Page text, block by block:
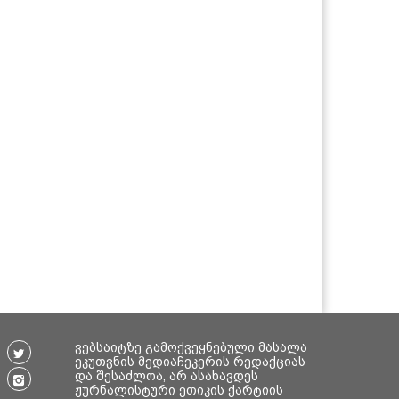
ვებსაიტზე გამოქვეყნებული მასალა
ეკუთვნის მედიაჩეკერის რედაქციას
და შესაძლოა, არ ასახავდეს
ჟურნალისტური ეთიკის ქარტიის